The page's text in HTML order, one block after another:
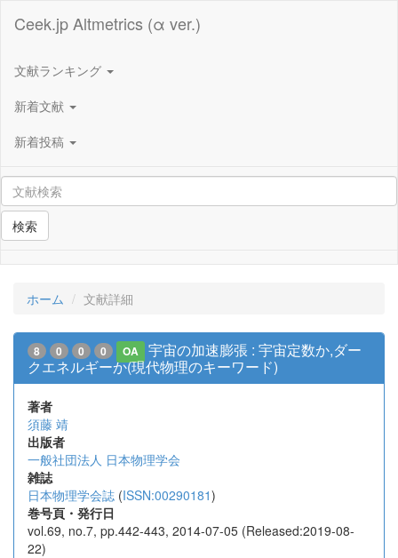
Ceek.jp Altmetrics (α ver.)
文献ランキング
新着文献
新着投稿
検索
ホーム 文献詳細
8 0 0 0 OA
宇宙の加速膨張 : 宇宙定数か,ダー
クエネルギーか(現代物理のキーワード)
著者
須藤 靖
出版者
一般社団法人 日本物理学会
雑誌
日本物理学会誌 (ISSN:00290181)
巻号頁・発行日
vol.69, no.7, pp.442-443, 2014-07-05 (Released:2019-08-
22)